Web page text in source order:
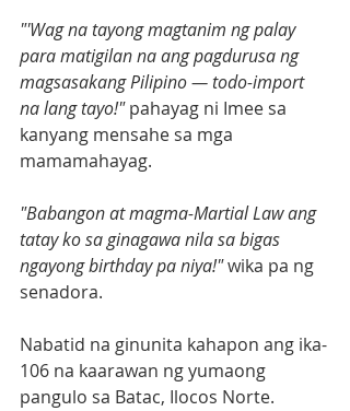
"'Wag na tayong magtanim ng palay
para matigilan na ang pagdurusa ng
magsasakang Pilipino — todo-import
na lang tayo!" pahayag ni Imee sa
kanyang mensahe sa mga
mamamahayag.
"Babangon at magma-Martial Law ang
tatay ko sa ginagawa nila sa bigas
ngayong birthday pa niya!" wika pa ng
senadora.
Nabatid na ginunita kahapon ang ika-
106 na kaarawan ng yumaong
pangulo sa Batac, Ilocos Norte.